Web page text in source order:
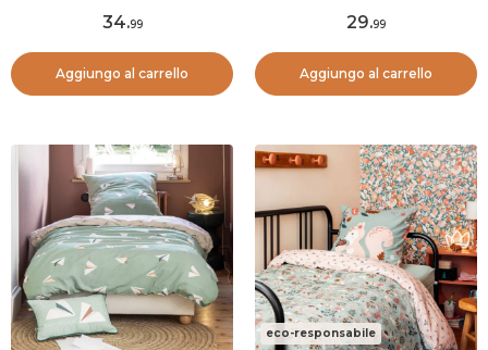
34.99
Aggiungo al carrello
29.99
Aggiungo al carrello
eco-responsabile